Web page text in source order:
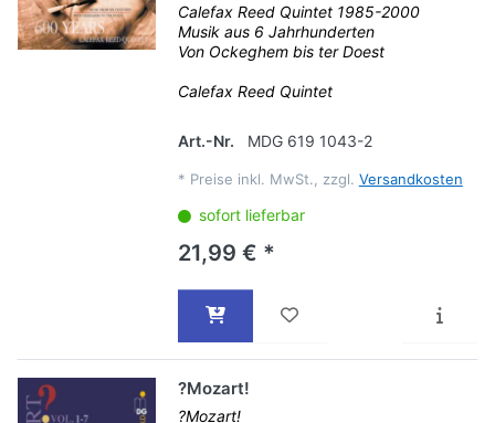
Calefax Reed Quintet 1985-2000
Musik aus 6 Jahrhunderten
Von Ockeghem bis ter Doest
Calefax Reed Quintet
Art.-Nr. MDG 619 1043-2
* Preise inkl. MwSt., zzgl. Versandkosten
sofort lieferbar
21,99 € *
?Mozart!
?Mozart!